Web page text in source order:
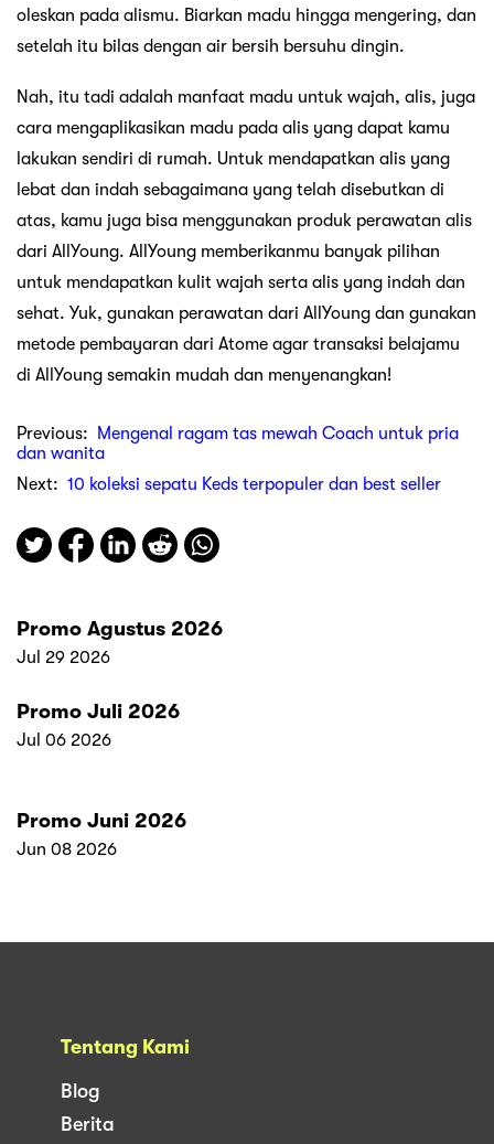
oleskan pada alismu. Biarkan madu hingga mengering, dan
setelah itu bilas dengan air bersih bersuhu dingin.
Nah, itu tadi adalah manfaat madu untuk wajah, alis, juga
cara mengaplikasikan madu pada alis yang dapat kamu
lakukan sendiri di rumah. Untuk mendapatkan alis yang
lebat dan indah sebagaimana yang telah disebutkan di
atas, kamu juga bisa menggunakan produk perawatan alis
dari AllYoung. AllYoung memberikanmu banyak pilihan
untuk mendapatkan kulit wajah serta alis yang indah dan
sehat. Yuk, gunakan perawatan dari AllYoung dan gunakan
metode pembayaran dari Atome agar transaksi belajamu
di AllYoung semakin mudah dan menyenangkan!
Previous:
Mengenal ragam tas mewah Coach untuk pria
dan wanita
Next: 10 koleksi sepatu Keds terpopuler dan best seller
Promo Agustus 2026
Jul 29 2026
Promo Juli 2026
Jul 06 2026
Promo Juni 2026
Jun 08 2026
Tentang Kami
Blog
Berita